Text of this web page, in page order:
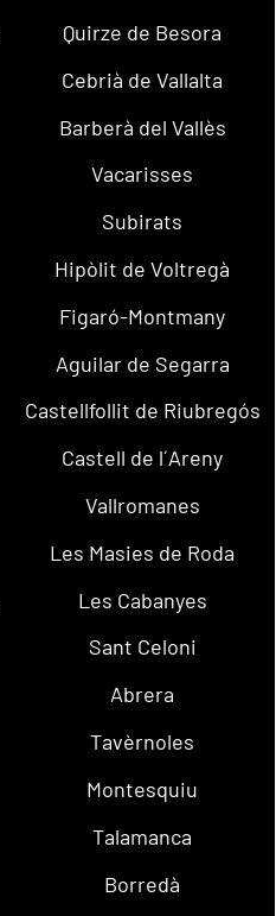
Quirze de Besora
Cebrià de Vallalta
Barberà del Vallès
Vacarisses
Subirats
Hipòlit de Voltregà
Figaró-Montmany
Aguilar de Segarra
Castellfollit de Riubregós
Castell de l´Areny
Vallromanes
Les Masies de Roda
Les Cabanyes
Sant Celoni
Abrera
Tavèrnoles
Montesquiu
Talamanca
Borredà